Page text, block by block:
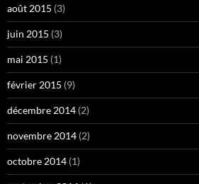
août 2015 (3)
juin 2015 (3)
mai 2015 (1)
février 2015 (9)
décembre 2014 (2)
novembre 2014 (2)
octobre 2014 (1)